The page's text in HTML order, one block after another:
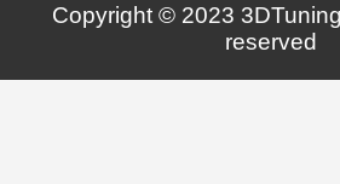
Copyright © 2023
reserved